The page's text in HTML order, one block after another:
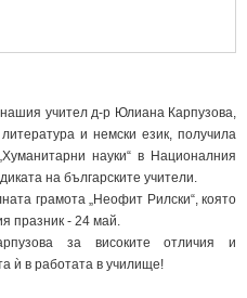
учител д-р Юлиана Карпузова,
и немски език, получила
науки“ в Националния
на българските учители.
грамота „Неофит Рилски“, която
празник - 24 май.
за високите отличия и
ѝ в работата в училище!